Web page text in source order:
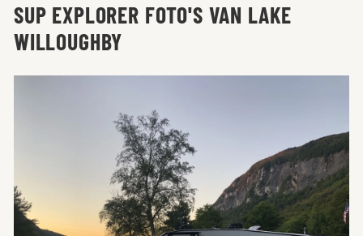
SUP EXPLORER FOTO'S VAN LAKE
WILLOUGHBY